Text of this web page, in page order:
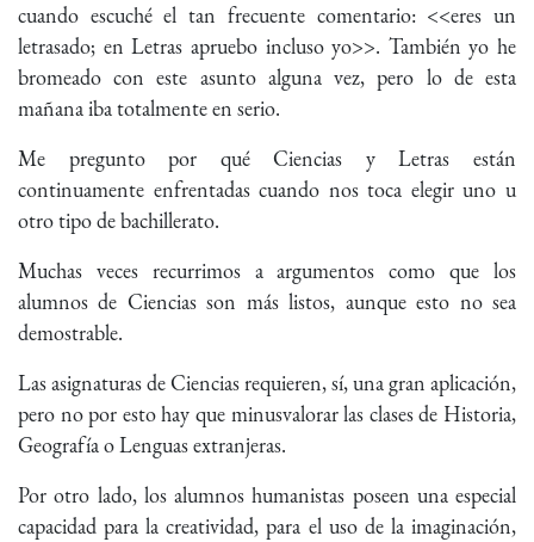
cuando escuché el tan frecuente comentario: <<eres un
letrasado; en Letras apruebo incluso yo>>. También yo he
bromeado con este asunto alguna vez, pero lo de esta
mañana iba totalmente en serio.
Me pregunto por qué Ciencias y Letras están
continuamente enfrentadas cuando nos toca elegir uno u
otro tipo de bachillerato.
Muchas veces recurrimos a argumentos como que los
alumnos de Ciencias son más listos, aunque esto no sea
demostrable.
Las asignaturas de Ciencias requieren, sí, una gran aplicación,
pero no por esto hay que minusvalorar las clases de Historia,
Geografía o Lenguas extranjeras.
Por otro lado, los alumnos humanistas poseen una especial
capacidad para la creatividad, para el uso de la imaginación,